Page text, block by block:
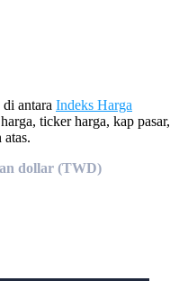
antara Indeks Harga
ticker harga, kap pasar,
dollar (TWD)